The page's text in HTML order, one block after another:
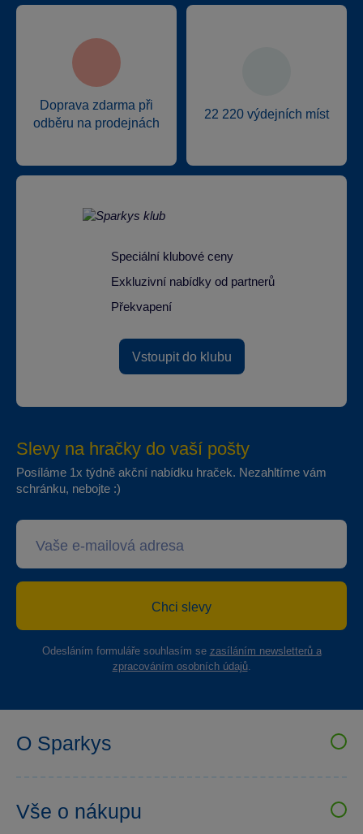
Doprava zdarma při
odběru na prodejnách
22 220 výdejních míst
Speciální klubové ceny
Exkluzivní nabídky od partnerů
Překvapení
Vstoupit do klubu
Slevy na hračky do vaší pošty
Posíláme 1x týdně akční nabídku hraček. Nezahltíme vám
schránku, nebojte :)
Chci slevy
Odesláním formuláře souhlasím se zasíláním newsletterů a
zpracováním osobních údajů.
O Sparkys
Sparkys klub
Vše o nákupu